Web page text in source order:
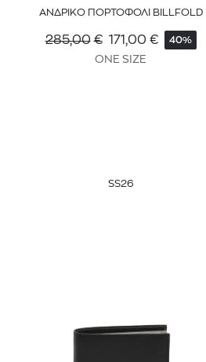
ΑΝΔΡΙΚΟ ΠΟΡΤΟΦΟΛΙ BILLFOLD
285,00 € 171,00 € 40%
ONE SIZE
SS26